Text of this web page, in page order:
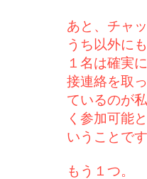
あと、チャ
うち以外に
１名は確実
接連絡を取っ
ているのが
く参加可能と
いうことで
もう１つ。